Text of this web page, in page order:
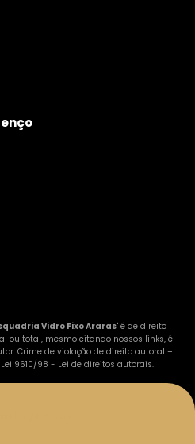
Vidro Fixo Araras" é de direito
ou total, mesmo citando nossos links, é
Crime de violação de direito autoral –
Lei 9610/98 - Lei de direitos autorais.